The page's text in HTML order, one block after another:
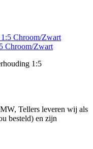
Chroom/Zwart
1:5
Tellers leveren wij als
besteld) en zijn